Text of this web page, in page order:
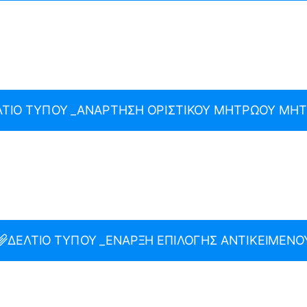
ΤΥΠΟΥ _ΑΝΑΡΤΗΣΗ ΟΡΙΣΤΙΚΟΥ ΜΗΤΡΩΟΥ
ΔΕΛΤΙΟ ΤΥΠΟΥ _ΕΝΑΡΞΗ ΕΠΙΛΟΓΗΣ